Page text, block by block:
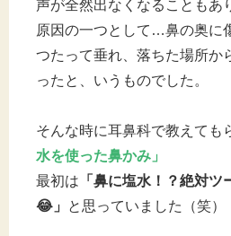
声が全然出なくなることもあ
原因の一つとして…鼻の奥に
つたって垂れ、落ちた場所か
ったと、いうものでした。
そんな時に耳鼻科で教えても
水を使った鼻かみ」
最初は 「鼻に塩水！？絶対ツ
😂」
と思っていました（笑）